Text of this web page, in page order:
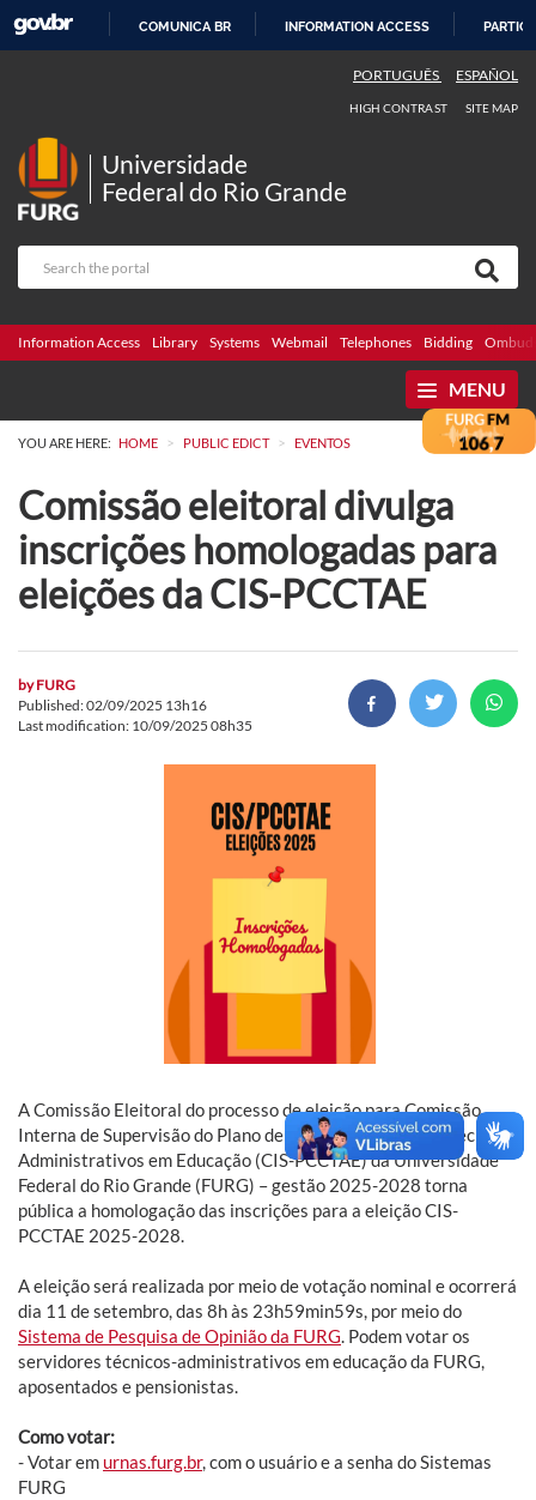
COMUNICA BR INFORMATION ACCESS
PORTUGUÊS ESPAÑOL
HIGH CONTRAST SITE MAP
Universidade
Federal do Rio Grande
Information Access Library Systems Webmail Telephones Bidding
MENU
YOU ARE HERE: HOME > PUBLIC EDICT > EVENTOS
Comissão eleitoral divulga
inscrições homologadas para
eleições da CIS-PCCTAE
byFURG
Published: 02/09/2025 13h16
Last modification: 10/09/2025 08h35
A Comissão Eleitoral do processo de eleição para Comissão
Interna de Supervisão do Plano de Carreira dos Cargos Técnico
Administrativos em Educação (CIS-PCCTAE) da Universidade
Federal do Rio Grande (FURG) – gestão 2025-2028 torna
pública a homologação das inscrições para a eleição CIS-
PCCTAE 2025-2028.
A eleição será realizada por meio de votação nominal e ocorrerá
dia 11 de setembro, das 8h às 23h59min59s, por meio do
Sistema de Pesquisa de Opinião da FURG. Podem votar os
servidores técnicos-administrativos em educação da FURG,
aposentados e pensionistas.
Como votar:
- Votar em urnas.furg.br, com o usuário e a senha do Sistemas
FURG